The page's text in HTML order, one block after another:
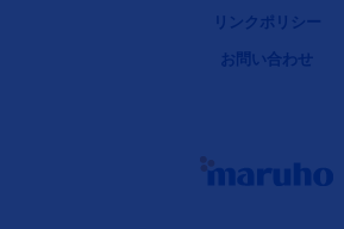
リンクポリシー
お問い合わせ